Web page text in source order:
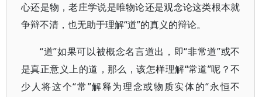
心还是物，老庄学说是唯物论还是观念论这类根本就
争辩不清，也无助于理解“道”的真义的辩论。
“道”如果可以被概念名言道出，即“非常道”或不
是真正意义上的道，那么，该怎样理解“常道”呢？不
少人将这个“常”解释为理念或物质实体的“永恒不